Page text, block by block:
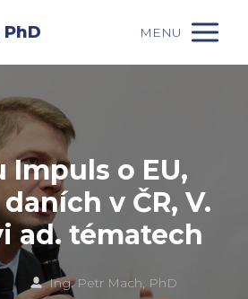
MENU
Impuls o EU,
v ČR, V.
ad. tématech
Ing. Petr Mach, PhD